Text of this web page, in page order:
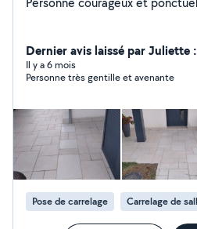
Dernier avis laissé par Juliette
Il y a 6 mois
Personne très gentille et avenante
Pose de carrelage Carrelage de